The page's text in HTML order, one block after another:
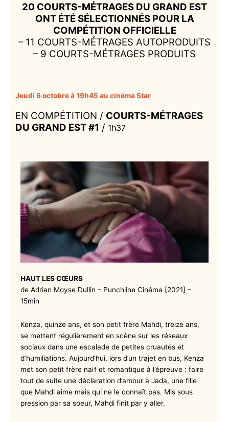
20 COURTS-MÉTRAGES DU GRAND EST
ONT ÉTÉ SÉLECTIONNÉS POUR LA
COMPÉTITION OFFICIELLE
– 11 COURTS-MÉTRAGES AUTOPRODUITS
– 9 COURTS-MÉTRAGES PRODUITS
Jeudi 6 octobre à 19h45 au cinéma Star
EN COMPÉTITION / COURTS-MÉTRAGES
DU GRAND EST#1 / 1h37
HAUT LESCŒURS
de Adrian Moyse Dullin – Punchline Cinéma [2021] –
15min
Kenza, quinze ans, et son petit frère Mahdi, treize ans,
se mettent régulièrement en scène sur les réseaux
sociaux dans une escalade de petites cruautés et
d’humiliations. Aujourd’hui, lors d’un trajet en bus, Kenza
met son petit frère naïf et romantique à l’épreuve : faire
tout de suite une déclaration d’amour à Jada, une fille
que Mahdi aime mais qui ne le connaît pas. Mis sous
pression par sa soeur, Mahdi finit par y aller.